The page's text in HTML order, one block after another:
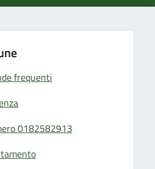
frequenti
0182582913